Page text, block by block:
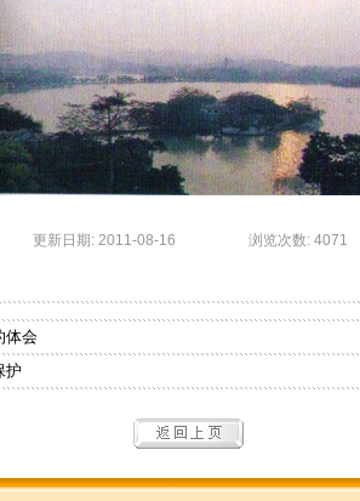
更新日期: 2011-08-16 浏览次数: 4071
体会
护